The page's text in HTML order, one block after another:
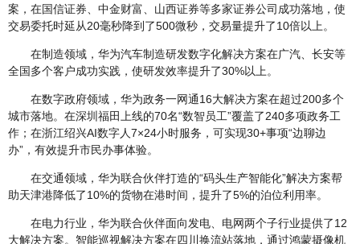
案，在国信证券、中金财富、山西证券等多家证券公司成功落地，使
交易委托时延从20毫秒降到了500微秒，交易量提升了10倍以上。
在制造领域，华为汽车制造研发数字化解决方案在广汽、长安等
全国多个客户成功实践，使研发效率提升了30%以上。
在数字政府领域，华为政务一网通16大解决方案在超过200多个
城市落地。在深圳福田上线的70名“数智员工”覆盖了240多项政务工
作；在浙江绍兴AI数字人7×24小时服务，可实现30+事项“边聊边
办”，有效提升市民办事体验。
在交通领域，华为联合伙伴打造的“码头生产智能化”解决方案帮
助天津港降低了10%的货物在港时间，提升了5%的泊位利用率。
在电力行业，华为联合伙伴面向发电、电网两个子行业提供了12
大解决方案。智能巡视解决方案在四川换流站落地，通过鸿蒙摄像机